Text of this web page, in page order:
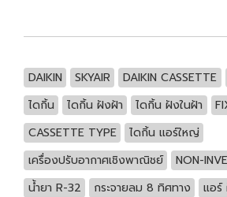
DAIKIN SKYAIR DAIKIN CASSETTE
ไดกิ้น
ไดกิ้น ฝังฝ้า ไดกิ้น ฝังในฝ้า
CASSETTE TYPE
ไดกิ้น แอร์ใหญ่
เครื่องปรับอากาศเชิงพาณิชย์
NON-
น้ำยา R-32
กระจายลม 8 ทิศทาง
แอร์